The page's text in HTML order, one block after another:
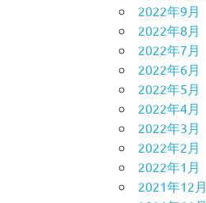
2022年9月
2022年8月
2022年7月
2022年6月
2022年5月
2022年4月
2022年3月
2022年2月
2022年1月
2021年12月